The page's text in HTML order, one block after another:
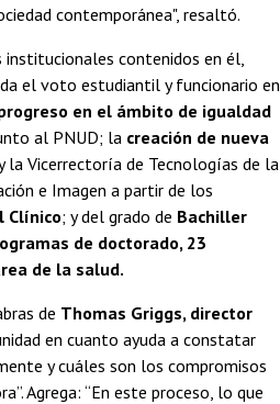
contemporánea", resaltó.
contenidos en él,
el voto estudiantil y funcionario en
en el ámbito de igualdad
al PNUD; la creación de nueva
la Vicerrectoría de Tecnologías de la
e Imagen a partir de los
Clínico; y del grado de Bachiller
de doctorado, 23
de la salud.
de Thomas Griggs, director
en cuanto ayuda a constatar
y cuáles son los compromisos
Agrega: “En este proceso, lo que